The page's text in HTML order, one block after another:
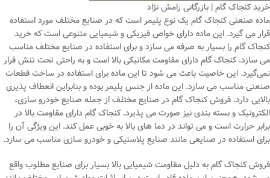
خرید کنجاک گام | بازرگانی رامش نژاد
ماده صنعتی کنجاک گام یک نوع پلیمر است که در صنایع مختلف مورد استفاده
قرار می‌ گیرد. این ماده دارای خواص فیزیکی و شیمیایی متنوعی است که خرید
کنجاک گام را بسیار به صرفه می سازد و برای استفاده در صنایع مختلف مناسب
می ‌سازد. کنجاک گام دارای مقاومت مکانیکی بالا است و به راحتی تحت تنش قرار
نمی‌گیرد. این خاصیت باعث می شود تا این ماده برای استفاده در ساخت قطعات
صنعتی مناسب می ‌سازد. این ماده از جنس پلیمر بوده و بنابراین انعطاف ‌پذیری
بالایی دارد. فروش کنجاک گام در صنایع مختلف از جمله صنایع خودرو سازی،
الکترونیک و بسته ‌بندی نیز صورت می پذیرد. کنجاک گام دارای مقاومت بالا در
برابر حرارت است و می‌ تواند در دما های بالا به خوبی عمل کند. این ویژگی آن را
برای استفاده در صنایعی مانند صنایع پلاستیکی و خودرو سازی مناسب می‌ سازد.
فروش کنجاک گام به دلیل مقاومت شیمیایی بالا بسیار برای صنایع مطلوب واقع